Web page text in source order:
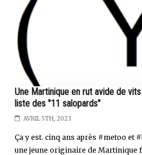
Une Martinique en rut avide de
liste des "11 salopards"
AVRIL 5TH, 2023
Ça y est. cinq ans après #metoo et
une jeune originaire de Martinique